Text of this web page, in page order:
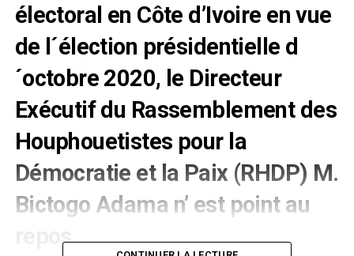
électoral en Côte d’Ivoire en vue
de l´élection présidentielle d
´octobre 2020, le Directeur
Exécutif du Rassemblement des
Houphouetistes pour la
Démocratie et la Paix (RHDP) M.
Bictogo Adama n’ est point au
repos.